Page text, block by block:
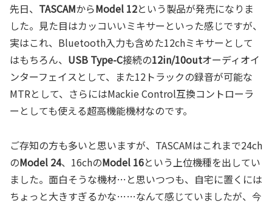
先日、 TASCAMからModel 12という製品が発売になりま
した。見た目はカッコいいミキサーといった感じですが、
実はこれ、Bluetooth入力も含めた12chミキサーとして
はもちろん、 USB Type-C接続の12in/10outオーディオイ
ンターフェイスとして、また12トラックの録音が可能な
MTRとして、さらにはMackie Control互換コントローラ
ーとしても使える超高機能機材なのです。
ご存知の方も多いと思いますが、TASCAMはこれまで24ch
のModel 24、16chのModel 16という上位機種を出してい
ました。面白そうな機材…と思いつつも、自宅に置くには
ちょっと大きすぎるかな……なんて感じていましたが、今